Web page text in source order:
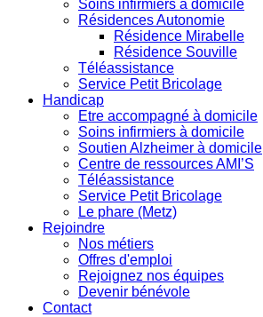
Soins infirmiers à domicile
Résidences Autonomie
Résidence Mirabelle
Résidence Souville
Téléassistance
Service Petit Bricolage
Handicap
Etre accompagné à domicile
Soins infirmiers à domicile
Soutien Alzheimer à domicile
Centre de ressources AMI’S
Téléassistance
Service Petit Bricolage
Le phare (Metz)
Rejoindre
Nos métiers
Offres d'emploi
Rejoignez nos équipes
Devenir bénévole
Contact